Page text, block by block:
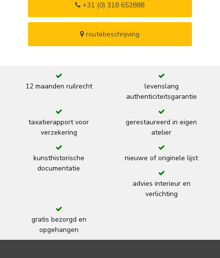
+31 (0) 318 652888
routebeschrijving
12 maanden ruilrecht
levenslang
authenticiteitsgarantie
taxatierapport voor
verzekering
gerestaureerd in eigen
atelier
kunsthistorische
documentatie
nieuwe of originele lijst
advies interieur en
verlichting
gratis bezorgd en
opgehangen